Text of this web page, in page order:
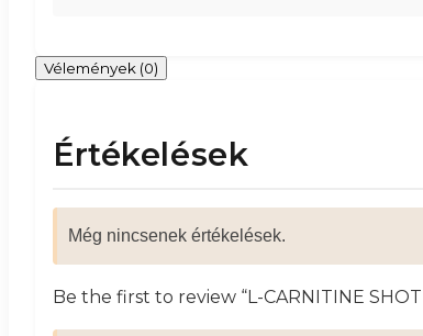
Vélemények (0)
Értékelések
Még nincsenek értékelések.
Be the first to review “L-CARNITINE